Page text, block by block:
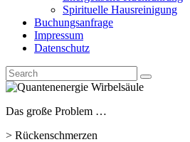
Spirituelle Hausreinigung
Buchungsanfrage
Impressum
Datenschutz
Das große Problem …
> Rückenschmerzen